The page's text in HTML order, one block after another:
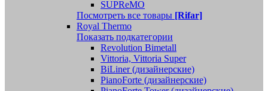
SUPReMO
Посмотреть все товары [Rifar]
Royal Thermo
Показать подкатегории
Revolution Bimetall
Vittoria, Vittoria Super
BiLiner (дизайнерские)
PianoForte (дизайнерские)